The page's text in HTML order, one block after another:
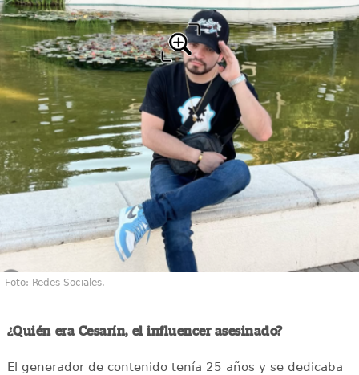
Foto: Redes Sociales.
¿Quién era Cesarín, el influencer asesinado?
El generador de contenido tenía 25 años y se dedicaba